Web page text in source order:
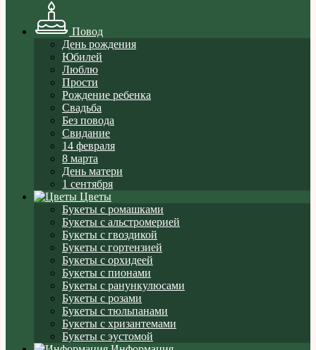
Повод
День рождения
Юбилей
Люблю
Прости
Рождение ребенка
Свадьба
Без повода
Свидание
14 февраля
8 марта
День матери
1 сентября
Цветы
Букеты с ромашками
Букеты с альстромерией
Букеты с гвоздикой
Букеты с гортензией
Букеты с орхидеей
Букеты с пионами
Букеты с ранункулюсами
Букеты с розами
Букеты с тюльпанами
Букеты с хризантемами
Букеты с эустомой